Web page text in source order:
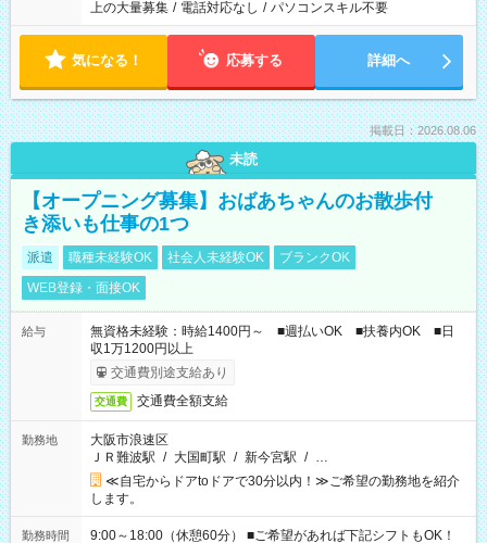
上の大量募集 / 電話対応なし / パソコンスキル不要
気になる！ 応募する 詳細へ
掲載日：2026.08.06
未読
【オープニング募集】おばあちゃんのお散歩付
き添いも仕事の1つ
派遣 職種未経験OK 社会人未経験OK
ブランクOK
WEB登録・面接OK
給与
無資格未経験：時給1400円～ ■週払いOK ■扶養内OK ■日
収1万1200円以上
交通費別途支給あり
交通費 交通費全額支給
勤務地
大阪市浪速区
ＪＲ難波駅 / 大国町駅 / 新今宮駅 / …
≪自宅からドアtoドアで30分以内！≫ご希望の勤務地を紹介
します。
勤務時間
9:00～18:00（休憩60分） ■ご希望があれば下記シフトもOK！